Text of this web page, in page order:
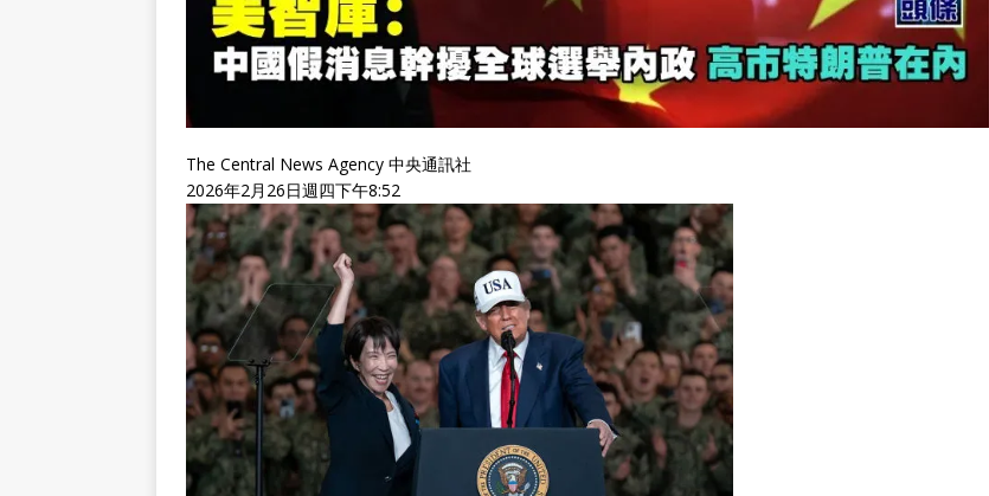
The Central News Agency 中央通訊社
2026年2月26日週四下午8:52